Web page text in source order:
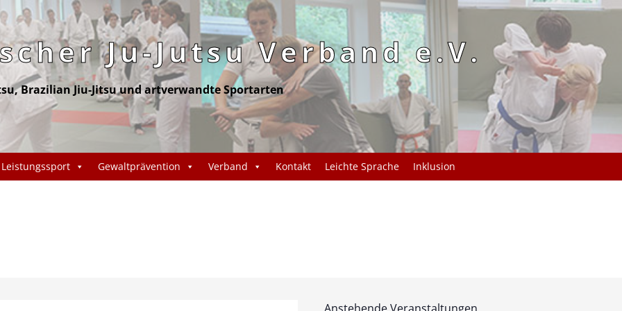
Ju-Jutsu Verband e.V.
Brazilian Jiu-Jitsu und artverwandte Sportarten
Leistungssport Gewaltprävention Verband Kontakt Leichte Sprache Inklusion